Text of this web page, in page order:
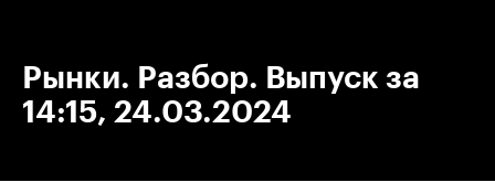
Рынки. Разбор. Выпуск за
14:15, 24.03.2024